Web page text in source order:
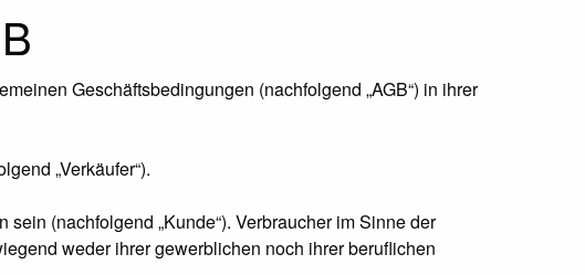
Geschäftsbedingungen (nachfolgend „AGB“) in ihrer
„Verkäufer“).
(nachfolgend „Kunde“). Verbraucher im Sinne der
weder ihrer gewerblichen noch ihrer beruflichen